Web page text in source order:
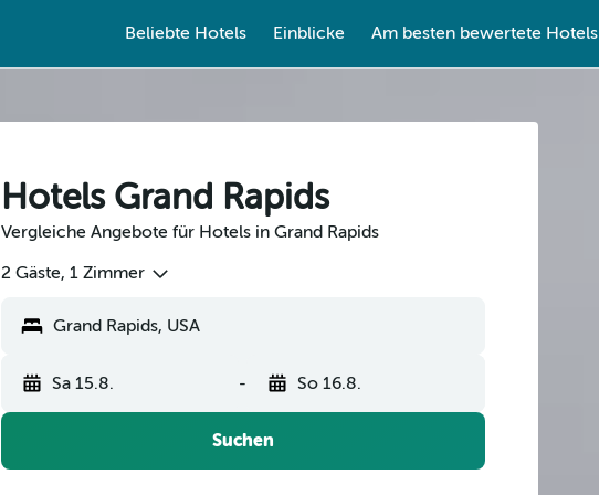
Beliebte Hotels Einblicke Am besten bewertete Hotels
Hotels Grand Rapids
Vergleiche Angebote für Hotels in Grand Rapids
2 Gäste, 1 Zimmer
Sa 15.8. - So 16.8.
Suchen